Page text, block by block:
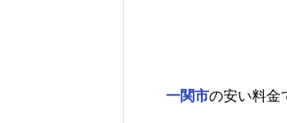
一関市の安い料金